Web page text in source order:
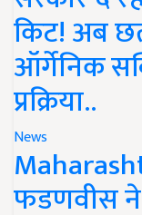
किट! अब
ऑर्गेनिक
प्रक्रिया..
News
फडणवीस ने